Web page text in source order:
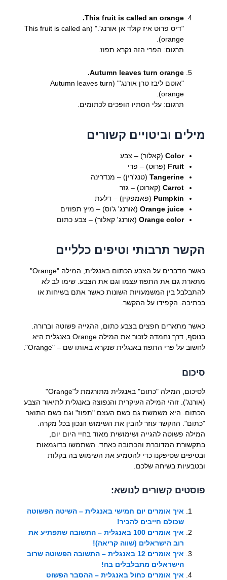
This fruit is called an orange.
"דיס פרוּט איז קולד אן אורנג'." (This fruit is called an
orange).
תרגום: הפרי הזה נקרא תפוז.
Autumn leaves turn orange.
"אוטם ליבז טרן אורנג'" (Autumn leaves turn
orange).
תרגום: עלי הסתיו הופכים לכתומים.
מילים וביטויים קשורים
Color(קאלור) – צבע
Fruit (פרוּט) – פרי
Tangerine(טנג'רין) – מנדרינה
Carrot(קארוט) – גזר
Pumpkin (פאמפקין) – דלעת
Orange juice(אורנג' ג'וס) – מיץ תפוזים
Orange color(אורנג' קאלור) – צבע כתום
הקשר תרבותי וטיפים כלליים
כאשר מדברים על הצבע הכתום באנגלית, המילה "Orange"
מתארת גם את התפוז עצמו וגם את הצבע. שימו לב לא
להתבלבל בין המשמעויות השונות כאשר אתם בשיחות או
בכתיבה. הקפידו על ההקשר.
כאשר מתארים חפצים בצבע כתום, ההגייה פשוטה וברורה.
בנוסף, דרך נחמדה לזכור את המילה Orange באנגלית היא
לחשוב על פרי התפוז באנגלית שנקרא באותו שם – "Orange".
סיכום
לסיכום, המילה "כתום" באנגלית מתורגמת ל"Orange"
(אורנג'). זוהי המילה העיקרית והנפוצה באנגלית לתיאור הצבע
הכתום. היא משמשת גם כשם העצם "תפוז" וגם כשם התואר
"כתום". ההקשר עוזר להבין את השימוש הנכון בכל מקרה.
המילה פשוטה להגייה ושימושית מאוד בחיי היום יום,
בתקשורת המדוברת והכתובה כאחד. השתמשו בדוגמאות
ובטיפים שסיפקנו כדי להטמיע את השימוש בה בקלות
ובטבעיות בשיחה שלכם.
פוסטים קשורים לנושא:
איך אומרים יום חמישי באנגלית – השיטה הפשוטה
שכולם חייבים להכיר!
איך אומרים 100 באנגלית – התשובה שתפתיע את
רוב הישראלים (שווה קריאה)!
איך אומרים 12 באנגלית – התשובה הפשוטה שרוב
הישראלים מתבלבלים בה!
איך אומרים כחול באנגלית – ההסבר הפשוט